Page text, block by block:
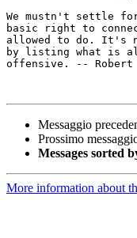
We mustn't settle
basic right to
allowed to do. It's
by listing what is
offensive. -- Robert
Messaggio
Prossimo
Messages sorted
More information about